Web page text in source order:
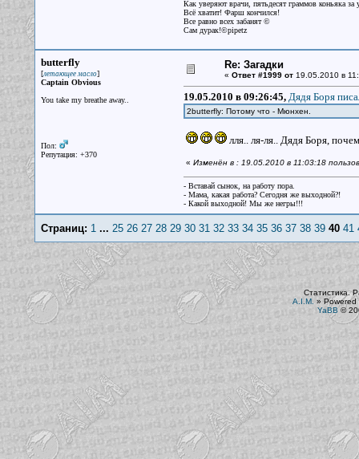
Как уверяют врачи, пятьдесят граммов коньяка
Всё хватит! Фарш кончился!
Все равно всех забанят ©
Сам дурак!©pipetz
butterfly
[летающее масло]
Captain Obvious
You take my breathe away..
Пол:
Репутация: +370
Re: Загадки
« Ответ #1999 от19.05.2010 в
19.05.2010 в 09:26:45, Дядя Боря
2butterfly: Потому что - Мюнхен.
лля.. ля-ля.. Дядя Боря,
« Изменён в : 19.05.2010 в 11:03:18
- Вставай сынок, на работу пора.
- Мама, какая работа? Сегодня же выходной?!
- Какой выходной! Мы же негры!!!
Страниц: 1... 25 26 27 28 29 30 31 32 33 34 35 36 37 38 39 40 41
Статистика.
A.I.M. »Powered
YaBB©